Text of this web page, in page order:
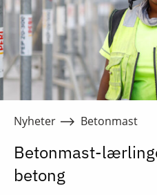
Nyheter Betonmast
Betonmast-
betong